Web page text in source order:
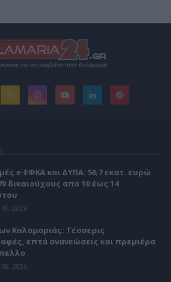
e-ΕΦΚΑ και ΔΥΠΑ: 56,7 εκατ. ευρώ
δικαιούχους από 10 έως 14
2026
Καλαμαριάς: Τέσσερις
επτά ανανεώσεις και πρεμιέρα
2026